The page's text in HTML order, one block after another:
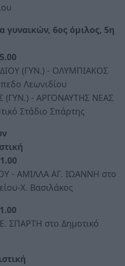
γυναικών, 6ος όμιλος, 5η
(ΓΥΝ.) - ΟΛΥΜΠΙΑΚΟΣ
Λεωνιδίου
(ΓΥΝ.) - ΑΡΓΟΝΑΥΤΗΣ ΝΕΑΣ
Στάδιο Σπάρτης
- ΑΜΙΛΛΑ ΑΓ. ΙΩΑΝΝΗ στο
Χ. Βασιλάκος
ΣΠΑΡΤΗ στο Δημοτικό